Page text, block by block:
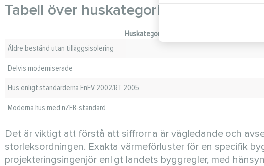
Tabell över huskategorier efter
Huskategori
Äldre bestånd utan tilläggsisolering
Delvis moderniserade
Hus enligt standarderna EnEV 2002/RT 2005
Moderna hus med nZEB-standard
Det är viktigt att förstå att siffrorna är vägledande och
storleksordningen. Exakta värmeförluster för en specifik
projekteringsingenjör enligt landets byggregler, med